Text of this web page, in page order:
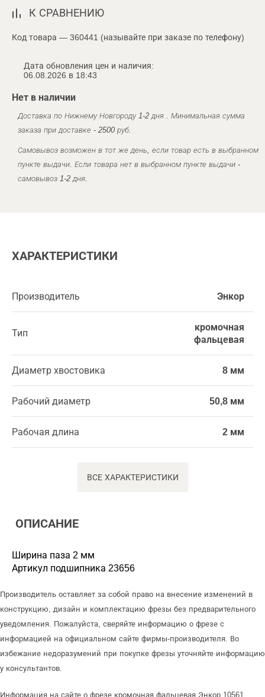
К СРАВНЕНИЮ
Код товара — 360441 (называйте при заказе по телефону)
Дата обновления цен и наличия:
06.08.2026 в 18:43
Нет в наличии
Доставка по Нижнему Новгороду 1-2 дня . Минимальная сумма
заказа при доставке - 2500 руб.
Самовывоз возможен в тот же день, если товар есть в выбранном
пункте выдачи. Если товара нет в выбранном пункте выдачи -
самовывоз 1-2 дня.
ХАРАКТЕРИСТИКИ
Производитель Энкор
Тип
кромочная
фальцевая
Диаметр хвостовика 8 мм
Рабочий диаметр 50,8 мм
Рабочая длина 2 мм
ВСЕ ХАРАКТЕРИСТИКИ
ОПИСАНИЕ
Ширина паза 2 мм
Артикул подшипника 23656
Производитель оставляет за собой право на внесение изменений в
конструкцию, дизайн и комплектацию фрезы без предварительного
уведомления. Пожалуйста, сверяйте информацию о фрезе с
информацией на официальном сайте фирмы-производителя. Во
избежание недоразумений при покупке фрезы уточняйте информацию
у консультантов.
Информация на сайте о фрезе кромочная фальцевая Энкор 10561